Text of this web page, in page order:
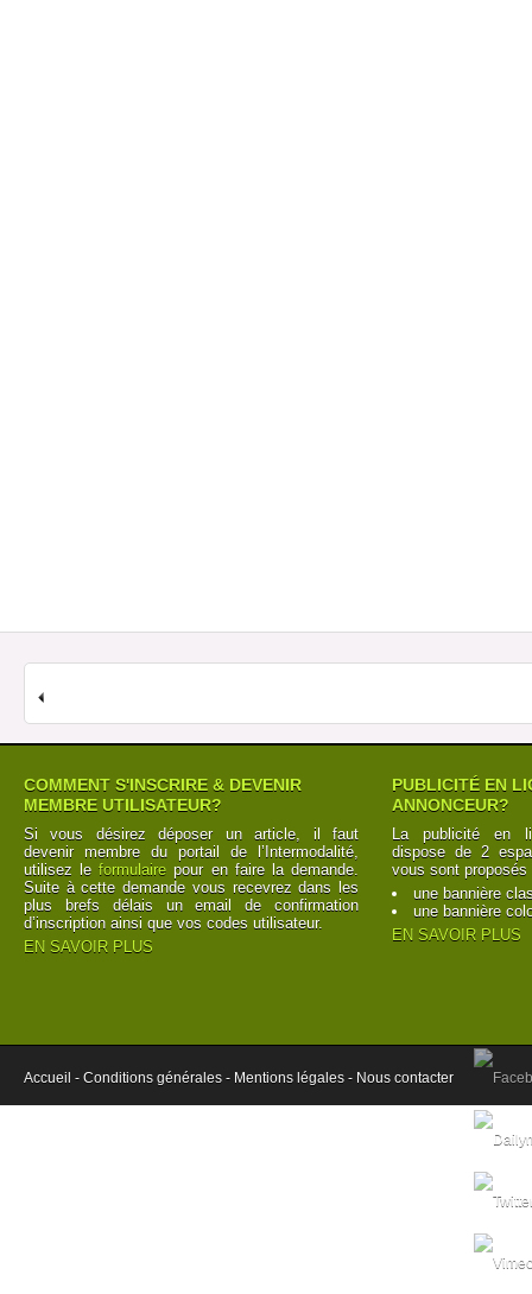
COMMENT S'INSCRIRE & DEVENIR
MEMBRE UTILISATEUR?
Si vous désirez déposer un article, il faut
devenir membre du portail de l’Intermodalité,
utilisez leformulaire pour en faire la demande.
Suite à cette demande vous recevrez dans les
plus brefs délais un email de confirmation
d’inscription ainsi que vos codes utilisateur.
EN SAVOIR PLUS
PUBLICITÉ EN
ANNONCEUR?
La publicité en
dispose de 2
vous sont proposés
une bannière
une bannière
EN SAVOIR PLUS
Accueil - Conditions générales - Mentions légales - Nous contacter